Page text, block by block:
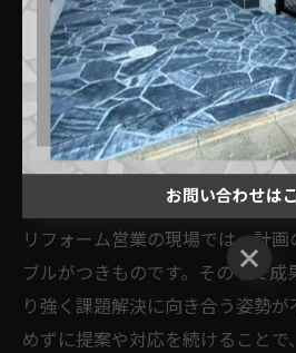
加えて、顧客への説明や報告を
逐一伝えることで、信頼関係を築
場での対応力は、経験と知識の積
向上します。
粘り強さが活きるリフォ
リフォーム営業の現場では、計
ブルがつきものです。その中で
り強く課題解決に向き合う姿勢
めずに提案や対応を続けることで
お問い合わせは
お問い合わせは